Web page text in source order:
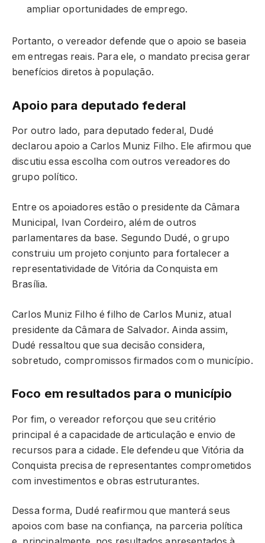
ampliar oportunidades de emprego.
Portanto, o vereador defende que o apoio se baseia
em entregas reais. Para ele, o mandato precisa gerar
benefícios diretos à população.
Apoio para deputado federal
Por outro lado, para deputado federal, Dudé
declarou apoio a Carlos Muniz Filho. Ele afirmou que
discutiu essa escolha com outros vereadores do
grupo político.
Entre os apoiadores estão o presidente da Câmara
Municipal, Ivan Cordeiro, além de outros
parlamentares da base. Segundo Dudé, o grupo
construiu um projeto conjunto para fortalecer a
representatividade de Vitória da Conquista em
Brasília.
Carlos Muniz Filho é filho de Carlos Muniz, atual
presidente da Câmara de Salvador. Ainda assim,
Dudé ressaltou que sua decisão considera,
sobretudo, compromissos firmados com o município.
Foco em resultados para o município
Por fim, o vereador reforçou que seu critério
principal é a capacidade de articulação e envio de
recursos para a cidade. Ele defendeu que Vitória da
Conquista precisa de representantes comprometidos
com investimentos e obras estruturantes.
Dessa forma, Dudé reafirmou que manterá seus
apoios com base na confiança, na parceria política